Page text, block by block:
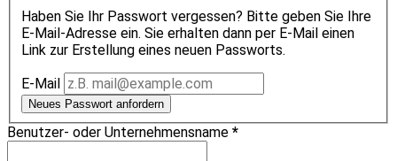
Haben Sie Ihr Passwort vergessen? Bitte geben Sie Ihre
E-Mail-Adresse ein. Sie erhalten dann per E-Mail einen
Link zur Erstellung eines neuen Passworts.
E-Mail
Neues Passwort anfordern
Benutzer- oder Unternehmensname *